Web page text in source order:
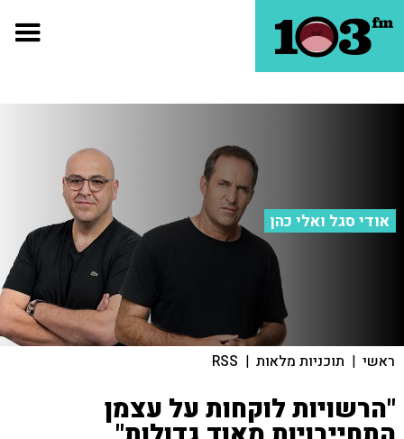
אודי סגל ואלי כהן
ראשי | תוכניות מלאות |
RSS
"הרשויות לוקחות על עצמן